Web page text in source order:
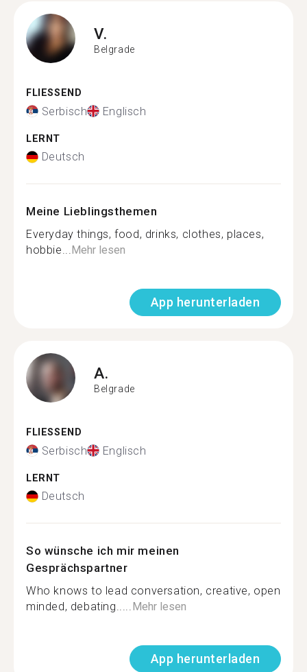
V.
Belgrade
FLIESSEND
Serbisch Englisch
LERNT
Deutsch
Meine Lieblingsthemen
Everyday things, food, drinks, clothes, places,
hobbie...Mehr lesen
App herunterladen
A.
Belgrade
FLIESSEND
Serbisch Englisch
LERNT
Deutsch
So wünsche ich mir meinen
Gesprächspartner
Who knows to lead conversation, creative, open
minded, debating.....Mehr lesen
App herunterladen